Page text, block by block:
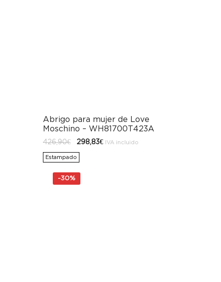
Abrigo para mujer de Love
Moschino – WH81700T423A
426,90€
El
original
era:
298,83€ElIVA incluido
Estampado
-30%